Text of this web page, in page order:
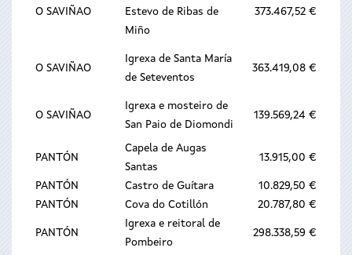
O SAVIÑAO
Estevo de Ribas de
Miño
373.467,52 €
O SAVIÑAO
Igrexa de Santa María
de Seteventos
363.419,08 €
O SAVIÑAO
Igrexa e mosteiro de
San Paio de Diomondi
139.569,24 €
PANTÓN
Capela de Augas
Santas
13.915,00 €
PANTÓN Castro de Guítara
10.829,50 €
PANTÓN
Cova do Cotillón 20.787,80 €
PANTÓN
Igrexa e reitoral de
Pombeiro
298.338,59 €